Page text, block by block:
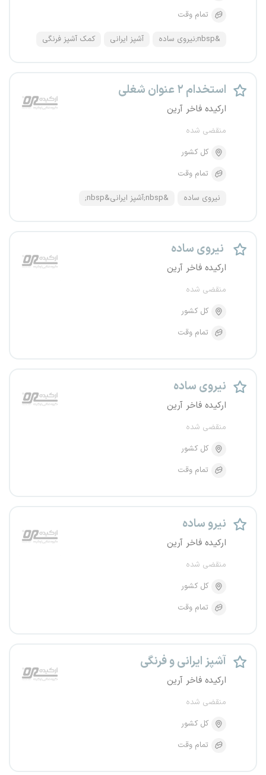
تمام وقت
&nbsp;نیروی ساده آشپز ایرانی کمک آشپز فرنگی
استخدام ۲ عنوان شغلی
ارکیده فاخر آرین
منقضی شده
کل کشور
تمام وقت
نیروی ساده &nbsp;آشپز ایرانی&nbsp;
نیروی ساده
ارکیده فاخر آرین
منقضی شده
کل کشور
تمام وقت
نیروی ساده
ارکیده فاخر آرین
منقضی شده
کل کشور
تمام وقت
نیرو ساده
ارکیده فاخر آرین
منقضی شده
کل کشور
تمام وقت
آشپز ایرانی و فرنگی
ارکیده فاخر آرین
منقضی شده
کل کشور
تمام وقت